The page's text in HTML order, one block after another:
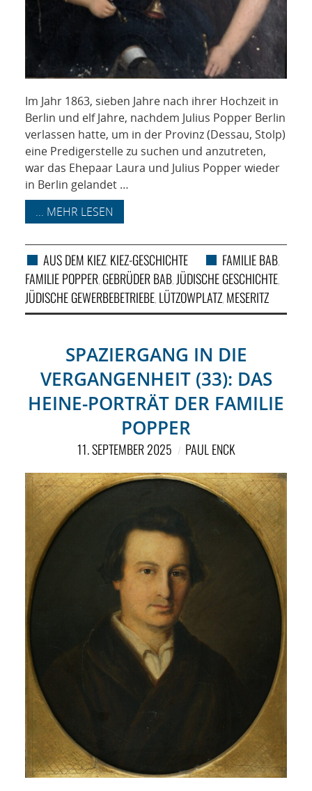
Im Jahr 1863, sieben Jahre nach ihrer Hochzeit in
Berlin und elf Jahre, nachdem Julius Popper Berlin
verlassen hatte, um in der Provinz (Dessau, Stolp)
eine Predigerstelle zu suchen und anzutreten,
war das Ehepaar Laura und Julius Popper wieder
in Berlin gelandet …
... MEHR LESEN
AUS DEM KIEZ, KIEZ-GESCHICHTE FAMILIE BAB,
FAMILIE POPPER, GEBRÜDER BAB,JÜDISCHE GESCHICHTE,
JÜDISCHE GEWERBEBETRIEBE, LÜTZOWPLATZ, MESERITZ
SPAZIERGANG IN DIE
VERGANGENHEIT (33): DAS
HEINE-PORTRÄT DER FAMILIE
POPPER
11. SEPTEMBER 2025 PAUL ENCK